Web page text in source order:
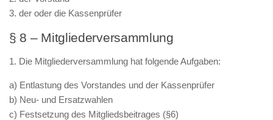
3. der oder die Kassenprüfer
§ 8 – Mitgliederversammlung
1. Die Mitgliederversammlung hat folgende Aufgaben:
a) Entlastung des Vorstandes und der Kassenprüfer
b) Neu- und Ersatzwahlen
c) Festsetzung des Mitgliedsbeitrages (§6)